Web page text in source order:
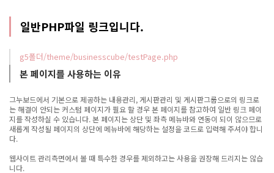
일반PHP파일 링크입니다.
g5폴더/theme/businesscube/testPage.php
본 페이지를 사용하는 이유
그누보드에서 기본으로 제공하는 내용관리, 게시판관리 및 게시판그룹으로의 링크로
는 해결이 안되는 커스텀 페이지가 필요 할 경우 본 페이지를 참고하여 일반 링크 페이
지를 작성하실 수 있습니다. 본 페이지는 상단 및 좌측 메뉴바와 연동이 되이 않으므로
새롭게 작성될 페이지의 상단에 메뉴바에 해당하는 설정을 코드로 입력해 주셔야 합니
다.
웹사이트 관리측면에서 볼 때 특수한 경우를 제외하고는 사용을 권장해 드리지는 않습
니다.